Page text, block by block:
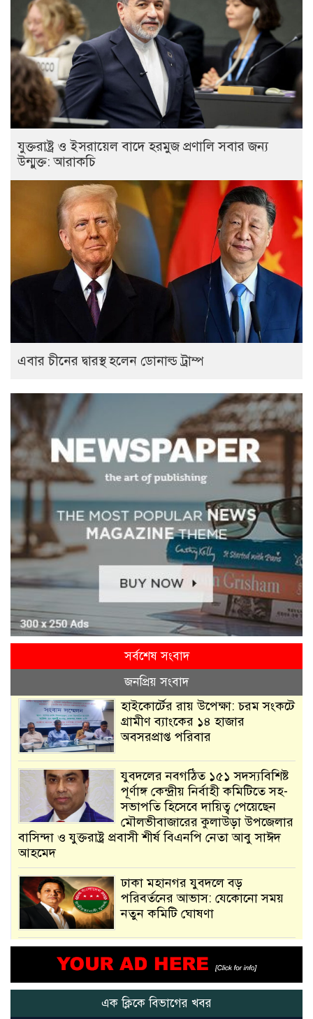
যুক্তরাষ্ট্র ও ইসরায়েল বাদে হরমুজ প্রণালি সবার জন্য
উন্মুক্ত: আরাকচি
এবার চীনের দ্বারস্থ হলেন ডোনাল্ড ট্রাম্প
সর্বশেষ সংবাদ
জনপ্রিয় সংবাদ
হাইকোর্টের রায় উপেক্ষা: চরম সংকটে
গ্রামীণ ব্যাংকের ১৪ হাজার
অবসরপ্রাপ্ত পরিবার
যুবদলের নবগঠিত ১৫১ সদস্যবিশিষ্ট
পূর্ণাঙ্গ কেন্দ্রীয় নির্বাহী কমিটিতে সহ-
সভাপতি হিসেবে দায়িত্ব পেয়েছেন
মৌলভীবাজারের কুলাউড়া উপজেলার
বাসিন্দা ও যুক্তরাষ্ট্র প্রবাসী শীর্ষ বিএনপি নেতা আবু সাঈদ
আহমেদ
ঢাকা মহানগর যুবদলে বড়
পরিবর্তনের আভাস: যেকোনো সময়
নতুন কমিটি ঘোষণা
মানুষের উপকার হয় : প্রধানমন্ত্রী
এক ক্লিকে বিভাগের খবর